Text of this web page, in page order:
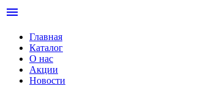
menu
Главная
Каталог
О нас
Акции
Новости